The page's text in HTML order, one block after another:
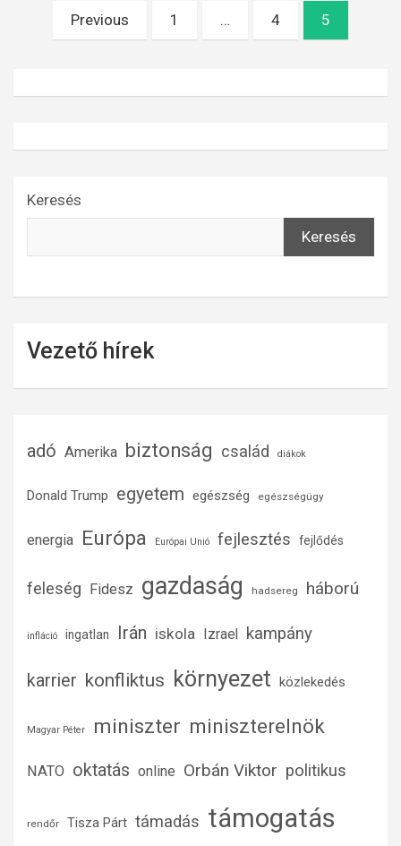
Bejegyzések
lapozása
Previous 1 … 4 5
Keresés
Keresés
Vezető hírek
adó Amerika biztonság család diákok
Donald Trump egyetem egészség egészségügy
energia Európa Európai Unió fejlesztés fejlődés
feleség Fidesz gazdaság hadsereg háború
infláció ingatlan Irán iskola Izrael kampány
karrier konfliktus környezet közlekedés
Magyar Péter miniszter miniszterelnök
NATO oktatás online Orbán Viktor politikus
rendőr Tisza Párt támadás támogatás